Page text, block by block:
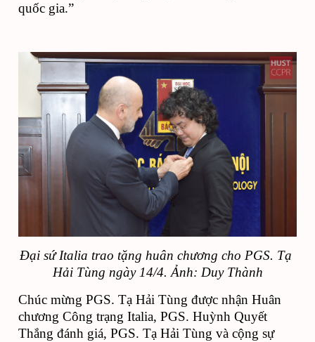
quốc gia.”
Đại sứ Italia trao tặng huân chương cho PGS. Tạ
Hải Tùng ngày 14/4. Ảnh: Duy Thành
Chúc mừng PGS. Tạ Hải Tùng được nhận Huân
chương Công trạng Italia, PGS. Huỳnh Quyết
Thắng đánh giá, PGS. Tạ Hải Tùng và cộng sự